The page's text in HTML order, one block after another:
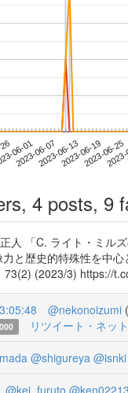
06-01
2023-06-072023-06-132023-06-192023-06-25
4 posts, 9
人 「C. ライト・ミル
と歴史的特殊性を中
73(2) (2023/3) https://
@nekonoizumi (
リツイート・ネッ
@shigureya @isnki
@kei_furuto